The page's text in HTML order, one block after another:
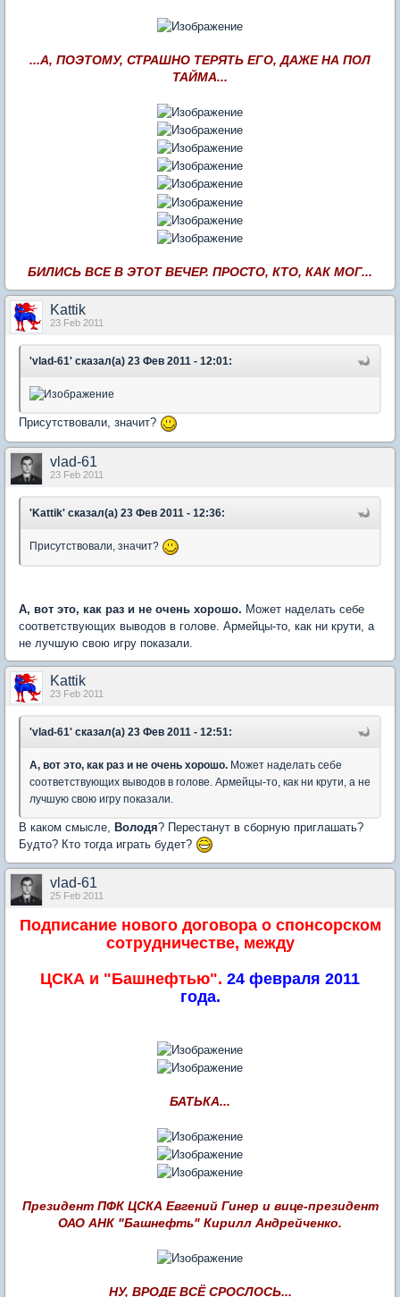
...А, ПОЭТОМУ, СТРАШНО ТЕРЯТЬ ЕГО, ДАЖЕ НА ПОЛ
ТАЙМА...
БИЛИСЬ ВСЕ В ЭТОТ ВЕЧЕР. ПРОСТО, КТО, КАК МОГ...
Kattik
23 Feb 2011
'vlad-61' сказал(а) 23 Фев 2011 - 12:01:
Присутствовали, значит?
vlad-61
23 Feb 2011
'Kattik' сказал(а) 23 Фев 2011 - 12:36:
Присутствовали, значит?
А, вот это, как раз и не очень хорошо. Может наделать себе
соответствующих выводов в голове. Армейцы-то, как ни крути, а
не лучшую свою игру показали.
Kattik
23 Feb 2011
'vlad-61' сказал(а) 23 Фев 2011 - 12:51:
А, вот это, как раз и не очень хорошо. Может наделать себе
соответствующих выводов в голове. Армейцы-то, как ни крути, а не
лучшую свою игру показали.
В каком смысле, Володя? Перестанут в сборную приглашать?
Будто? Кто тогда играть будет?
vlad-61
25 Feb 2011
Подписание нового договора о спонсорском
сотрудничестве, между
ЦСКА и "Башнефтью". 24 февраля 2011
года.
БАТЬКА...
Президент ПФК ЦСКА Евгений Гинер и вице-президент
ОАО АНК "Башнефть" Кирилл Андрейченко.
НУ, ВРОДЕ ВСЁ СРОСЛОСЬ...